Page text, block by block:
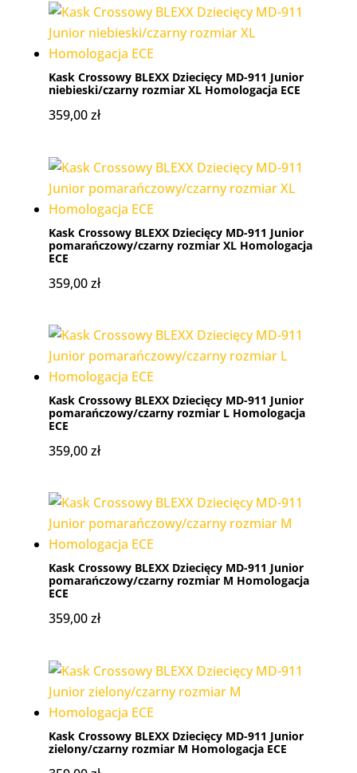
Kask Crossowy BLEXX Dziecięcy MD-911 Junior
niebieski/czarny rozmiar XL Homologacja ECE
359,00zł
Kask Crossowy BLEXX Dziecięcy MD-911 Junior
pomarańczowy/czarny rozmiar XL Homologacja
ECE
359,00zł
Kask Crossowy BLEXX Dziecięcy MD-911 Junior
pomarańczowy/czarny rozmiar L Homologacja
ECE
359,00zł
Kask Crossowy BLEXX Dziecięcy MD-911 Junior
pomarańczowy/czarny rozmiar M Homologacja
ECE
359,00zł
Kask Crossowy BLEXX Dziecięcy MD-911 Junior
zielony/czarny rozmiar M Homologacja ECE